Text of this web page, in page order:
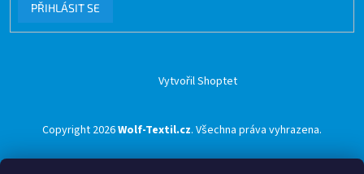
PŘIHLÁSIT SE
Vytvořil Shoptet
Copyright 2026Wolf-Textil.cz. Všechna práva vyhrazena.